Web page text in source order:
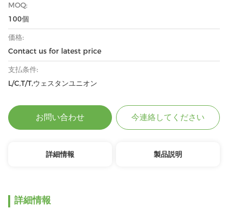
MOQ:
100個
価格:
Contact us for latest price
支払条件:
L/C,T/T,ウェスタンユニオン
お問い合わせ 今連絡してください
詳細情報 製品説明
詳細情報